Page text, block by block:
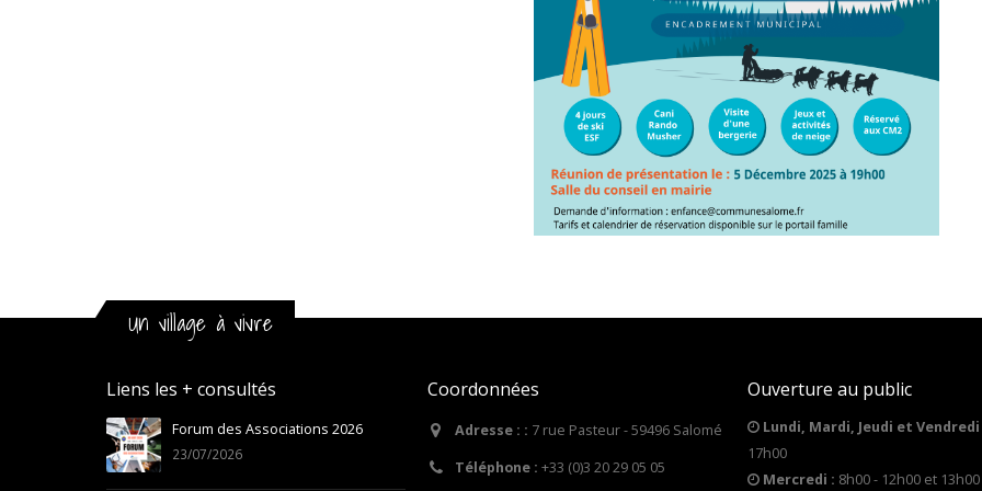
Un village à vivre
Liens les + consultés
Forum des Associations 2026
23/07/2026
Concours des jardins fleuris 2026 Commission de contrôle
Coordonnées
Adresse : : 7 rue Pasteur - 59496 Salomé
Téléphone : +33 (0)3 20 29 05 05
Ouverture au public
Lundi, Mardi, Jeudi et Vendredi
17h00
Mercredi : 8h00 - 12h00 et